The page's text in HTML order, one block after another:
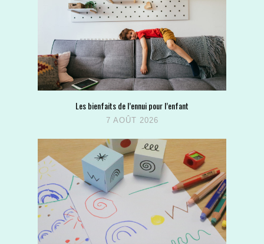
Les bienfaits de l’ennui pour l’enfant
7 AOÛT 2026